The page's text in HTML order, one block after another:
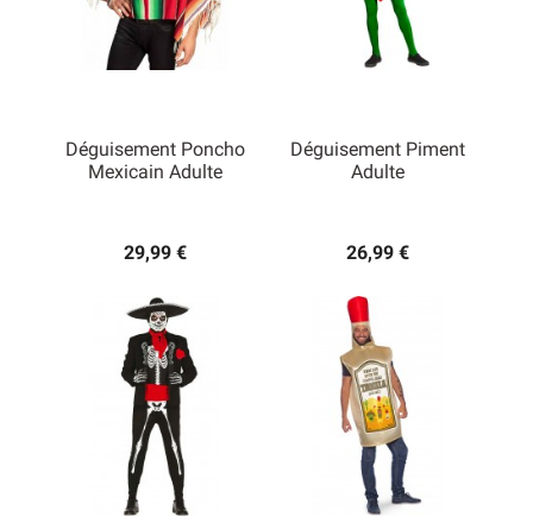
Déguisement Poncho
Mexicain Adulte
29,99 €
Déguisement Piment
Adulte
26,99 €